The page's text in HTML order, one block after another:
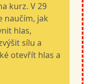
kurz. V 29
naučím, jak
hlas,
sílu a
otevřít hlas a